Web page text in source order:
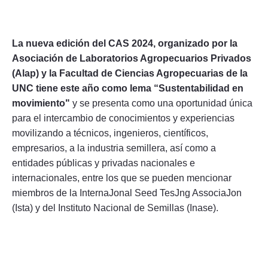
La nueva edición del CAS 2024, organizado por la
Asociación de Laboratorios Agropecuarios Privados
(Alap) y la Facultad de Ciencias Agropecuarias de la
UNC tiene este año como lema “Sustentabilidad en
movimiento" y se presenta como una oportunidad única
para el intercambio de conocimientos y experiencias
movilizando a técnicos, ingenieros, científicos,
empresarios, a la industria semillera, así como a
entidades públicas y privadas nacionales e
internacionales, entre los que se pueden mencionar
miembros de la InternaJonal Seed TesJng AssociaJon
(Ista) y del Instituto Nacional de Semillas (Inase).